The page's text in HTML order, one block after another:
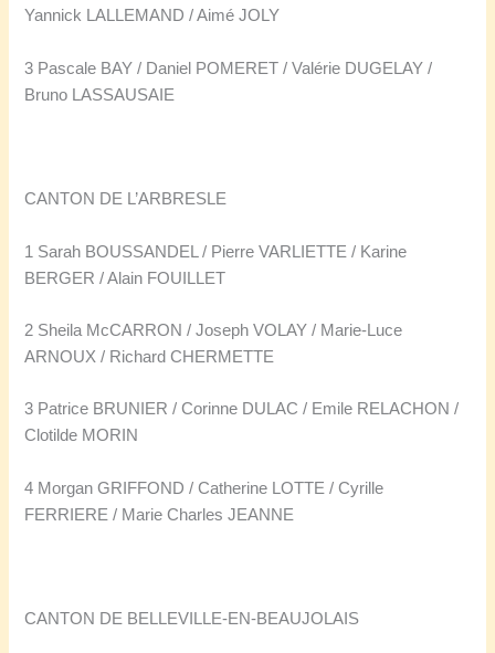
Yannick LALLEMAND / Aimé JOLY
3 Pascale BAY / Daniel POMERET / Valérie DUGELAY /
Bruno LASSAUSAIE
CANTON DE L’ARBRESLE
1 Sarah BOUSSANDEL / Pierre VARLIETTE / Karine
BERGER / Alain FOUILLET
2 Sheila McCARRON / Joseph VOLAY / Marie-Luce
ARNOUX / Richard CHERMETTE
3 Patrice BRUNIER / Corinne DULAC / Emile RELACHON /
Clotilde MORIN
4 Morgan GRIFFOND / Catherine LOTTE / Cyrille
FERRIERE / Marie Charles JEANNE
CANTON DE BELLEVILLE-EN-BEAUJOLAIS